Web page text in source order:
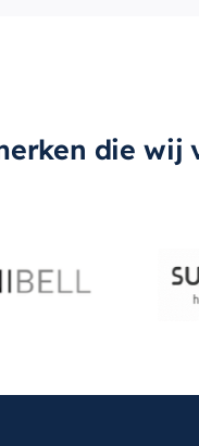
die wij